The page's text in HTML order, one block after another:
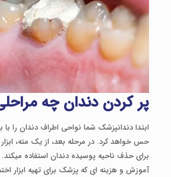
پر کردن دندان چه
ابتدا دندانپزشک شما نواحی اطراف دندان
حس خواهد کرد. در مرحله بعد، از یک مته،
برای حذف ناحیه پوسیده دندان استفاده میکند.
آموزش و هزینه ای که پزشک برای تهیه ابزار